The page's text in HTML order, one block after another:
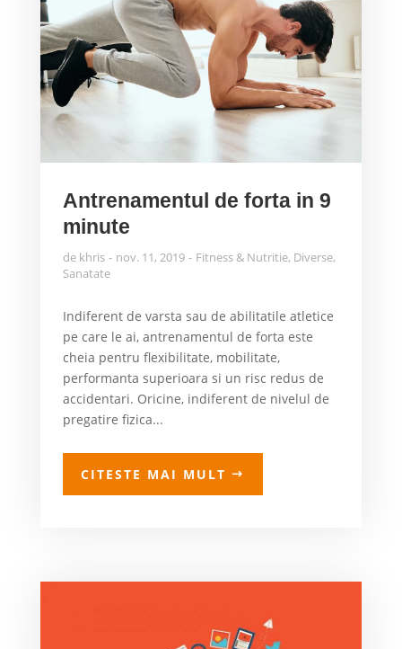
Antrenamentul de forta in 9
minute
de khris nov. 11, 2019 Fitness & Nutritie, Diverse,
Sanatate
Indiferent de varsta sau de abilitatile atletice
pe care le ai, antrenamentul de forta este
cheia pentru flexibilitate, mobilitate,
performanta superioara si un risc redus de
accidentari. Oricine, indiferent de nivelul de
pregatire fizica...
CITESTE MAI MULT